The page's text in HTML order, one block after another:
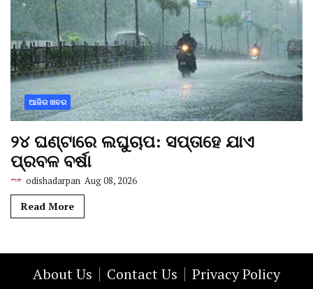
ଆଜିର ଖବର
୨୪ ଘଣ୍ଟାରେ ଲଘୁଚାପ: ସପ୍ତାହେ ଯାଏ
ପ୍ରବଳ ବର୍ଷା
odishadarpan Aug 08, 2026
Read More
About Us Contact Us Privacy Policy